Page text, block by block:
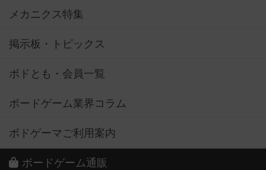
メカニクス特集
掲示板・トピックス
ボドとも・会員一覧
ボードゲーム業界コラム
ボドゲーマご利用案内
ボードゲーム通販